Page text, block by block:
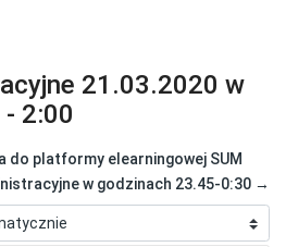
21.03.2020 w
2:00
do platformy elearningowej SUM
w godzinach 23.45-0:30 →